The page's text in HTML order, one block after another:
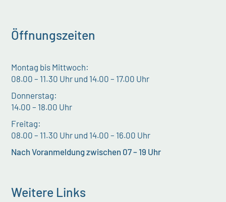
Öffnungszeiten
Montag bis Mittwoch:
08.00 – 11.30 Uhr und 14.00 – 17.00 Uhr
Donnerstag:
14.00 – 18.00 Uhr
Freitag:
08.00 – 11.30 Uhr und 14.00 – 16.00 Uhr
Nach Voranmeldung zwischen 07 – 19 Uhr
Weitere Links